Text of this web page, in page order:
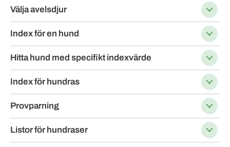
Välja avelsdjur
Index för en hund
Hitta hund med specifikt indexvärde
Index för hundras
Provparning
Listor för hundraser